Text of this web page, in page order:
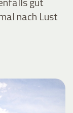
nach Lust